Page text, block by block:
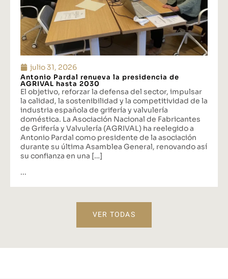
julio 31, 2026
Antonio Pardal renueva la presidencia de
AGRIVAL hasta 2030
El objetivo, reforzar la defensa del sector, impulsar
la calidad, la sostenibilidad y la competitividad de la
industria española de grifería y valvulería
doméstica. La Asociación Nacional de Fabricantes
de Grifería y Valvulería (AGRIVAL) ha reelegido a
Antonio Pardal como presidente de la asociación
durante su última Asamblea General, renovando así
su confianza en una […]
...
VER TODAS